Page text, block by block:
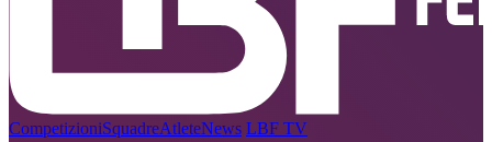
CompetizioniSquadreAtleteNews LBF TV